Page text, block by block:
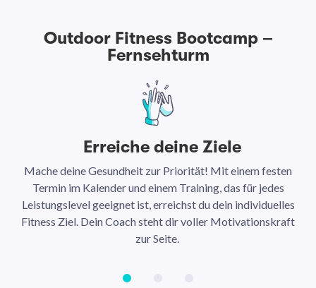
Outdoor Fitness Bootcamp –
Fernsehturm
Erreiche deine Ziele
Mache deine Gesundheit zur Priorität! Mit einem festen
Termin im Kalender und einem Training, das für jedes
Leistungslevel geeignet ist, erreichst du dein individuelles
Fitness Ziel. Dein Coach steht dir voller Motivationskraft
zur Seite.